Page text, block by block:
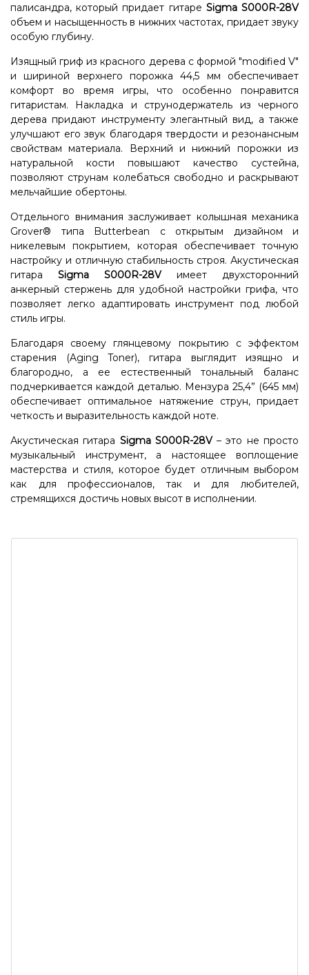
палисандра, который придает гитаре Sigma S000R-28V
объем и насыщенность в нижних частотах, придает звуку
особую глубину.
Изящный гриф из красного дерева с формой "modified V"
и шириной верхнего порожка 44,5 мм обеспечивает
комфорт во время игры, что особенно понравится
гитаристам. Накладка и струнодержатель из черного
дерева придают инструменту элегантный вид, а также
улучшают его звук благодаря твердости и резонансным
свойствам материала. Верхний и нижний порожки из
натуральной кости повышают качество сустейна,
позволяют струнам колебаться свободно и раскрывают
мельчайшие обертоны.
Отдельного внимания заслуживает колышная механика
Grover® типа Butterbean с открытым дизайном и
никелевым покрытием, которая обеспечивает точную
настройку и отличную стабильность строя. Акустическая
гитара Sigma S000R-28Vимеет двухсторонний
анкерный стержень для удобной настройки грифа, что
позволяет легко адаптировать инструмент под любой
стиль игры.
Благодаря своему глянцевому покрытию с эффектом
старения (Aging Toner), гитара выглядит изящно и
благородно, а ее естественный тональный баланс
подчеркивается каждой деталью. Мензура 25,4” (645 мм)
обеспечивает оптимальное натяжение струн, придает
четкость и выразительность каждой ноте.
Акустическая гитара Sigma S000R-28V– это не просто
музыкальный инструмент, а настоящее воплощение
мастерства и стиля, которое будет отличным выбором
как для профессионалов, так и для любителей,
стремящихся достичь новых высот в исполнении.